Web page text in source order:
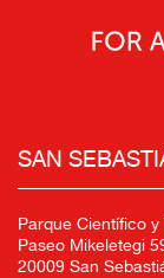
SAN
Parque Científico
Paseo Mikeletegi
20009 San